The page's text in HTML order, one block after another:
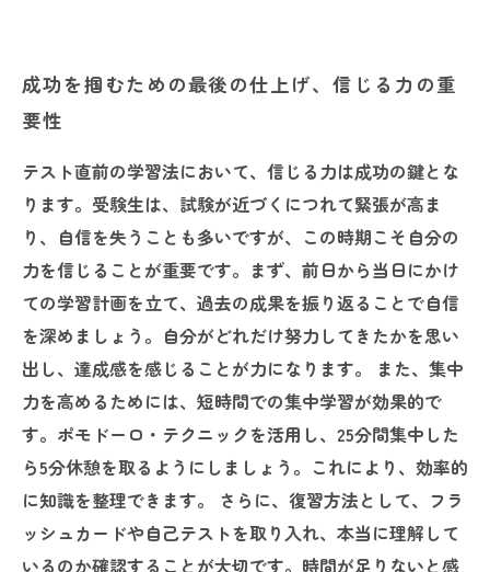
成功を掴むための最後の仕上げ、信じる力の重
要性
テスト直前の学習法において、信じる力は成功の鍵とな
ります。受験生は、試験が近づくにつれて緊張が高ま
り、自信を失うことも多いですが、この時期こそ自分の
力を信じることが重要です。まず、前日から当日にかけ
ての学習計画を立て、過去の成果を振り返ることで自信
を深めましょう。自分がどれだけ努力してきたかを思い
出し、達成感を感じることが力になります。 また、集中
力を高めるためには、短時間での集中学習が効果的で
す。ポモドーロ・テクニックを活用し、25分間集中した
ら5分休憩を取るようにしましょう。これにより、効率的
に知識を整理できます。 さらに、復習方法として、フラ
ッシュカードや自己テストを取り入れ、本当に理解して
いるのか確認することが大切です。時間が足りないと感